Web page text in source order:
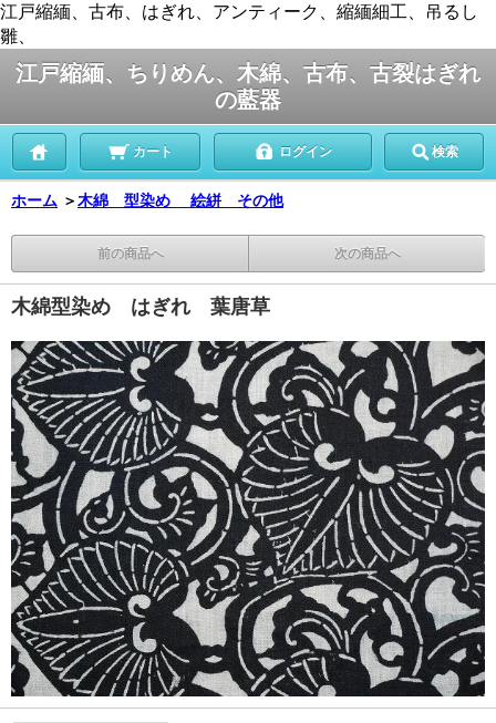
江戸縮緬、古布、はぎれ、アンティーク、縮緬細工、吊るし
雛、
江戸縮緬、ちりめん、木綿、古布、古裂はぎれ
の藍器
カート ログイン 検索
ホーム ＞木綿 型染め 絵絣 その他
前の商品へ 次の商品へ
木綿型染め はぎれ 葉唐草